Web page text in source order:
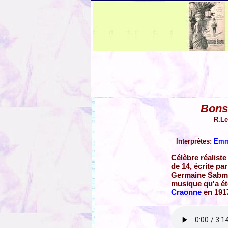
Interprètes:
Célèbre
de 14, écrite
Germaine
musique qu'a
Craonne en